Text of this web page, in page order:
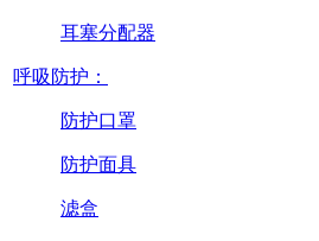
耳塞分配器
呼吸防护：
防护口罩
防护面具
滤盒